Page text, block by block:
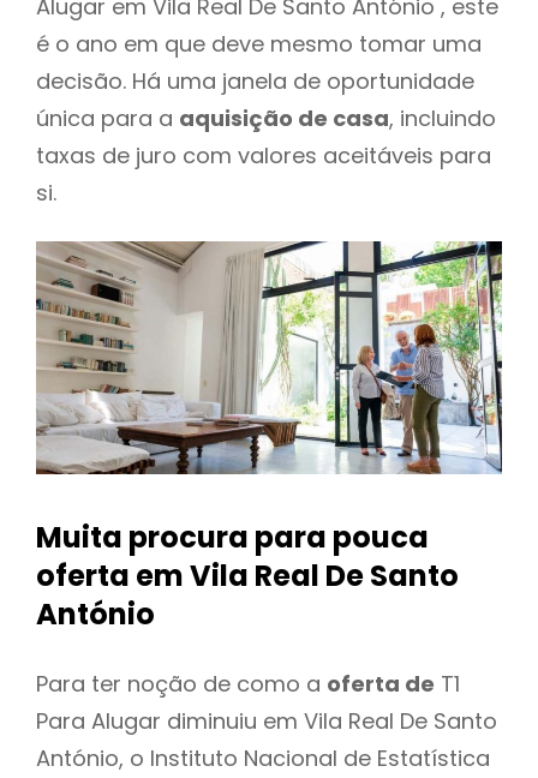
Alugar em Vila Real De Santo António , este
é o ano em que deve mesmo tomar uma
decisão. Há uma janela de oportunidade
única para a aquisição de casa, incluindo
taxas de juro com valores aceitáveis para
si.
Muita procura para pouca
oferta em Vila Real De Santo
António
Para ter noção de como a oferta de T1
Para Alugar diminuiu em Vila Real De Santo
António, o Instituto Nacional de Estatística